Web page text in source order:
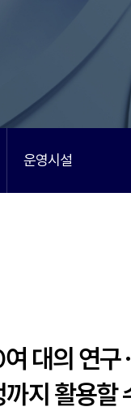
운영시설
대의 연구
지 활용할